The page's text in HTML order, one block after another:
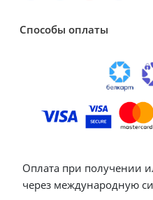
Способы оплаты
Оплата при получении
через международную